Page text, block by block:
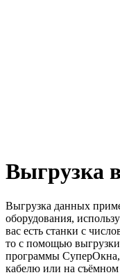
Выгрузка
Выгрузка данных
оборудования,
вас есть станки с
то с помощью
программы СуперОкна,
кабелю или на съёмном